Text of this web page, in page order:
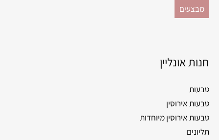
מבצעים
חנות אונליין
טבעות
טבעות אירוסין
טבעות אירוסין מיוחדות
תליונים